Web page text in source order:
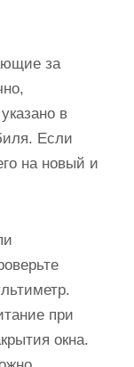
за
в
Если
на новый и
при
окна.